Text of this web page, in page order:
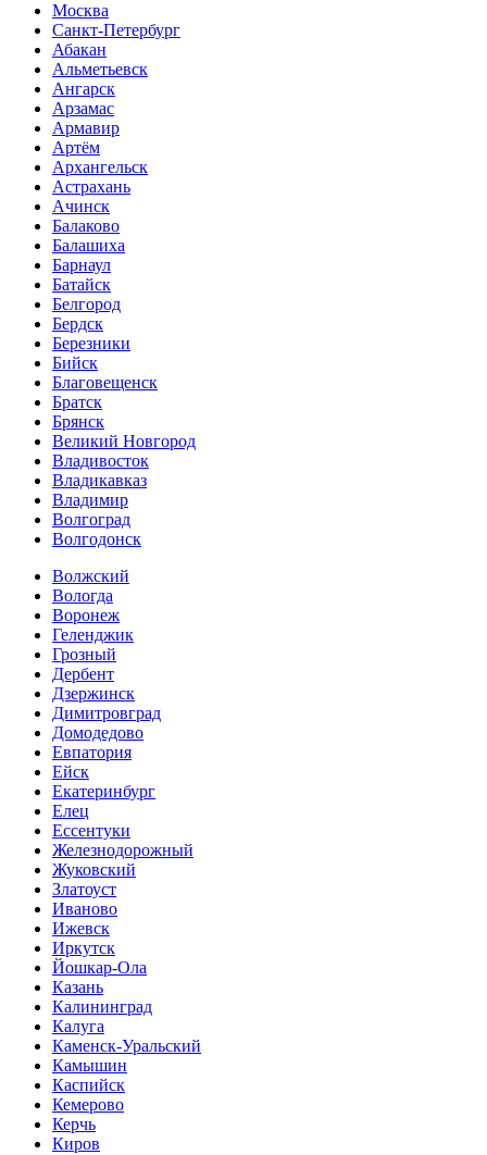
Москва
Санкт-Петербург
Абакан
Альметьевск
Ангарск
Арзамас
Армавир
Артём
Архангельск
Астрахань
Ачинск
Балаково
Балашиха
Барнаул
Батайск
Белгород
Бердск
Березники
Бийск
Благовещенск
Братск
Брянск
Великий Новгород
Владивосток
Владикавказ
Владимир
Волгоград
Волгодонск
Волжский
Вологда
Воронеж
Геленджик
Грозный
Дербент
Дзержинск
Димитровград
Домодедово
Евпатория
Ейск
Екатеринбург
Елец
Ессентуки
Железнодорожный
Жуковский
Златоуст
Иваново
Ижевск
Иркутск
Йошкар-Ола
Казань
Калининград
Калуга
Каменск-Уральский
Камышин
Каспийск
Кемерово
Керчь
Киров